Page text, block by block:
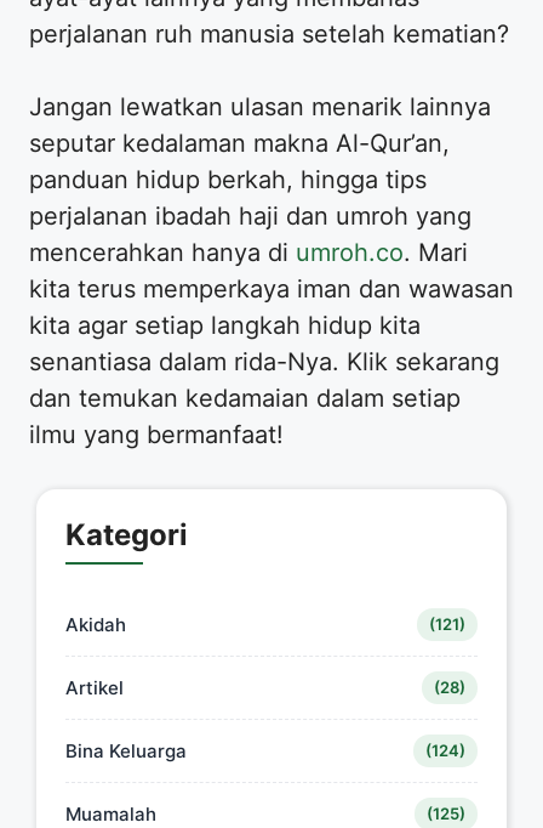
perjalanan ruh manusia setelah kematian?
Jangan lewatkan ulasan menarik lainnya
seputar kedalaman makna Al-Qur’an,
panduan hidup berkah, hingga tips
perjalanan ibadah haji dan umroh yang
mencerahkan hanya di umroh.co. Mari
kita terus memperkaya iman dan wawasan
kita agar setiap langkah hidup kita
senantiasa dalam rida-Nya. Klik sekarang
dan temukan kedamaian dalam setiap
ilmu yang bermanfaat!
Kategori
Akidah (121)
Artikel (28)
Bina Keluarga (124)
Muamalah (125)